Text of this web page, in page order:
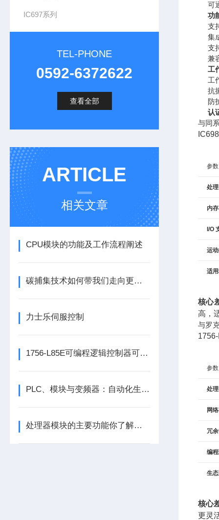
IC697系列
TEL-PHONE
0592-6372622
查看全部
ARTICLE
相关文章
CPU模块的功能及工作流程阐述
碳捕集技术如何带我们走向更洁净的未来？
力士乐伺服控制
1756-L85E可编程逻辑控制器可满足多行业自动化精准控制需求
PLC、模块与变频器：自动化生产的核心动力组合
处理器模块的主要功能你了解多少呢
可
功
支
集
支
兼
工
工
抗
防
认
与同
参数
处
内
I/O
运
适
核心
高，
与罗
参数
处
网
冗
编
生
核心
更灵